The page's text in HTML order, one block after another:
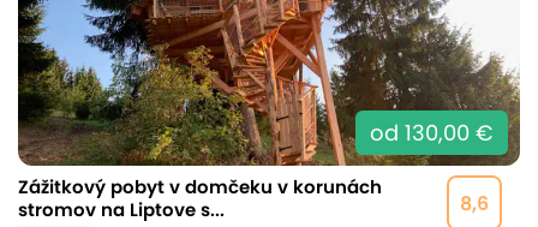
od 130,00 €
8,6
Zážitkový pobyt v domčeku v korunách
stromov na Liptove s...